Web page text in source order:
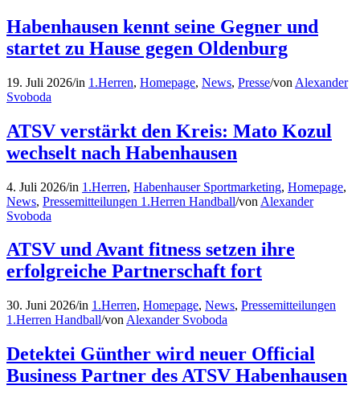
Habenhausen kennt seine Gegner und
startet zu Hause gegen Oldenburg
19. Juli 2026/in 1.Herren, Homepage, News, Presse/von Alexander
Svoboda
ATSV verstärkt den Kreis: Mato Kozul
wechselt nach Habenhausen
4. Juli 2026/in 1.Herren, Habenhauser Sportmarketing, Homepage,
News, Pressemitteilungen 1.Herren Handball/von Alexander
Svoboda
ATSV und Avant fitness setzen ihre
erfolgreiche Partnerschaft fort
30. Juni 2026/in 1.Herren, Homepage, News, Pressemitteilungen
1.Herren Handball/von Alexander Svoboda
Detektei Günther wird neuer Official
Business Partner des ATSV Habenhausen